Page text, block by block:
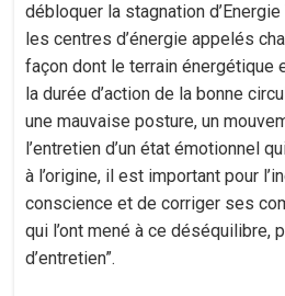
débloquer la stagnation
les centres d’énergie appelés
façon dont le terrain énergétique
la durée d’action de la bonne
une mauvaise posture, un
l’entretien d’un état émotionnel
à l’origine, il est important pour
conscience et de corriger ses
qui l’ont mené à ce déséquilibre,
d’entretien”.